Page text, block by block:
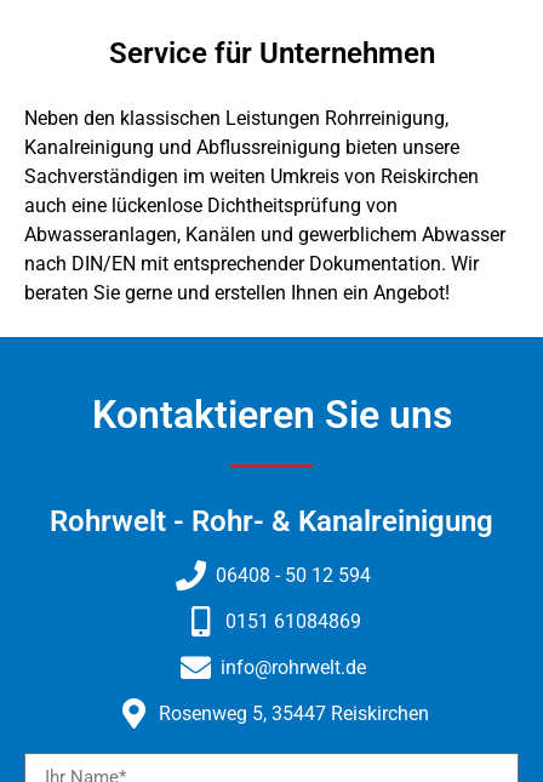
Service für Unternehmen
Neben den klassischen Leistungen Rohrreinigung,
Kanalreinigung und Abflussreinigung bieten unsere
Sachverständigen im weiten Umkreis von Reiskirchen
auch eine lückenlose Dichtheitsprüfung von
Abwasseranlagen, Kanälen und gewerblichem Abwasser
nach DIN/EN mit entsprechender Dokumentation. Wir
beraten Sie gerne und erstellen Ihnen ein Angebot!
Kontaktieren Sie uns
Rohrwelt - Rohr- & Kanalreinigung​
06408 - 50 12 594
0151 61084869
info@rohrwelt.de
Rosenweg 5, 35447 Reiskirchen